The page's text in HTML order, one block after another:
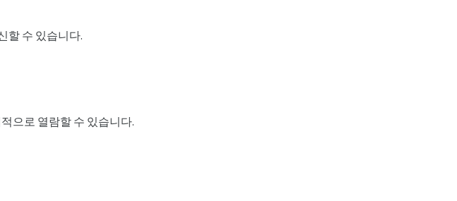
할 수 있습니다.
으로 열람할 수 있습니다.